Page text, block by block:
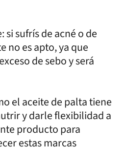
sufrís de acné o de
no es apto, ya que
de sebo y será
el aceite de palta tiene
y darle flexibilidad a
producto para
estas marcas